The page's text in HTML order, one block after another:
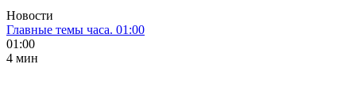
Новости
Главные темы часа. 01:00
01:00
4 мин